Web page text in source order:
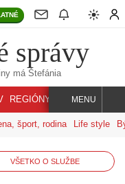
správy
má Štefánia
REGIÓNY INDEX SVET
MENU
šport, rodina Life style
VŠETKO O SLUŽBE